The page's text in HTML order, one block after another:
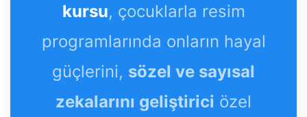
kursu, çocuklarla resim
programlarında onların hayal
güçlerini, sözel ve sayısal
zekalarını geliştirici özel